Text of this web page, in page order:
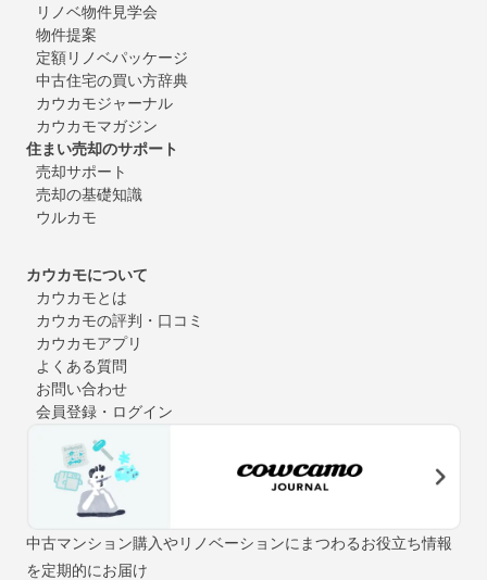
リノベ物件見学会
物件提案
定額リノベパッケージ
中古住宅の買い方辞典
カウカモジャーナル
カウカモマガジン
住まい売却のサポート
売却サポート
売却の基礎知識
ウルカモ
カウカモについて
カウカモとは
カウカモの評判・口コミ
カウカモアプリ
よくある質問
お問い合わせ
会員登録・ログイン
中古マンション購入やリノベーションにまつわるお役立ち情報
を定期的にお届け